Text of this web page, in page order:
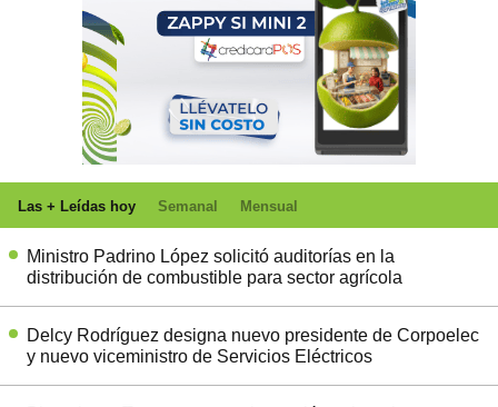
Las + Leídas hoy Semanal Mensual
Ministro Padrino López solicitó auditorías en la
distribución de combustible para sector agrícola
Delcy Rodríguez designa nuevo presidente de Corpoelec
y nuevo viceministro de Servicios Eléctricos